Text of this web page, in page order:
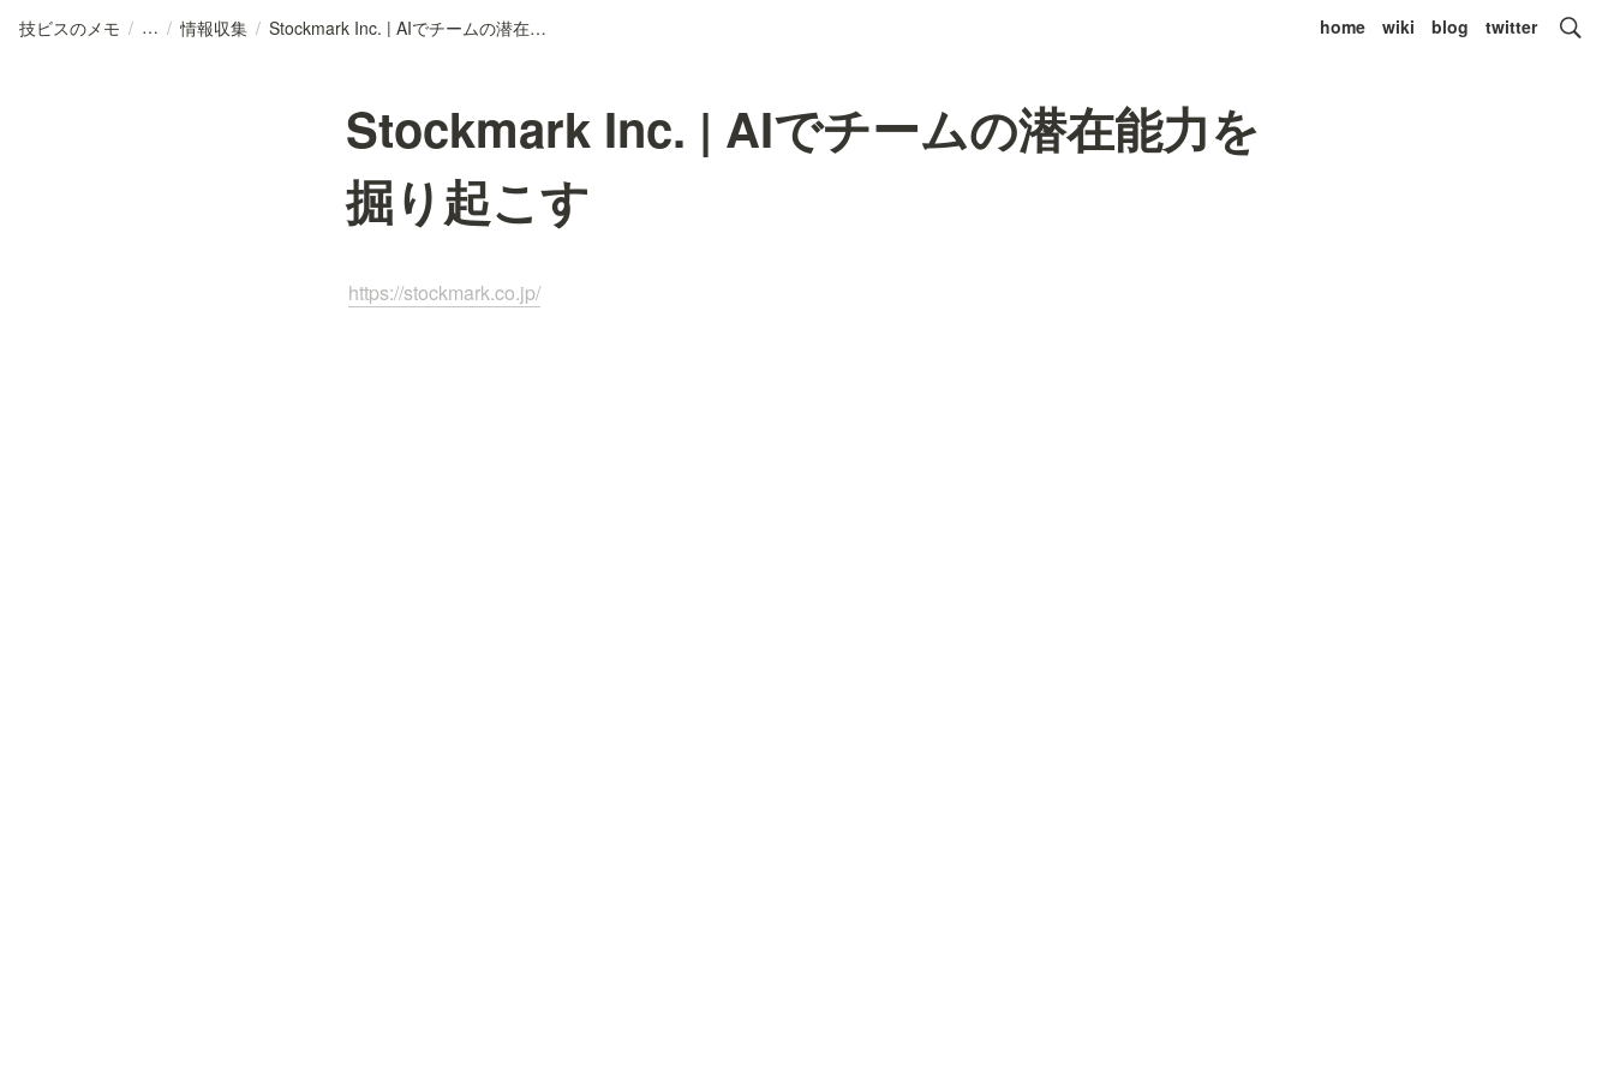
技ビスのメモ / / 情報収集 / Stockmark Inc. | AIでチームの潜在能力を掘り起こす home wiki blog twitter
Stockmark Inc. | AIでチームの潜在能力を
掘り起こす
https://stockmark.co.jp/